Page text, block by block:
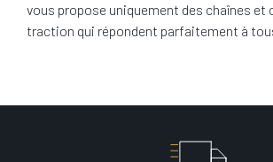
vous propose uniquement des chaînes et
traction qui répondent parfaitement à